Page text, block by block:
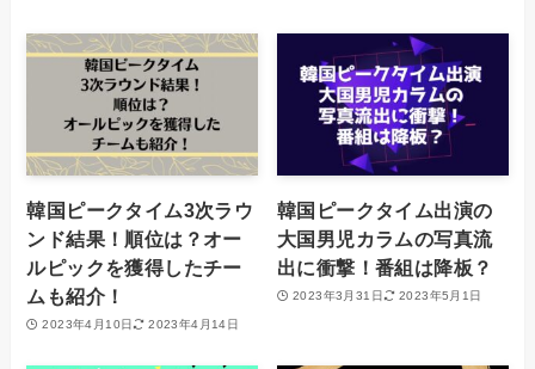
韓国ピークタイム3次ラウ
ンド結果！順位は？オー
ルピックを獲得したチー
ムも紹介！
2023年4月10日 2023年4月14日
韓国ピークタイム出演の
大国男児カラムの写真流
出に衝撃！番組は降板？
2023年3月31日 2023年5月1日